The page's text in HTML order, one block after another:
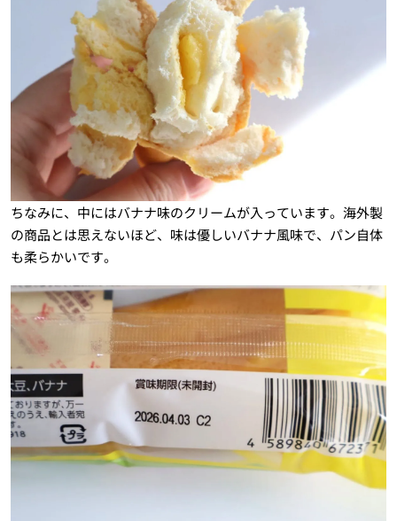
ちなみに、中にはバナナ味のクリームが入っています。海外製
の商品とは思えないほど、味は優しいバナナ風味で、パン自体
も柔らかいです。